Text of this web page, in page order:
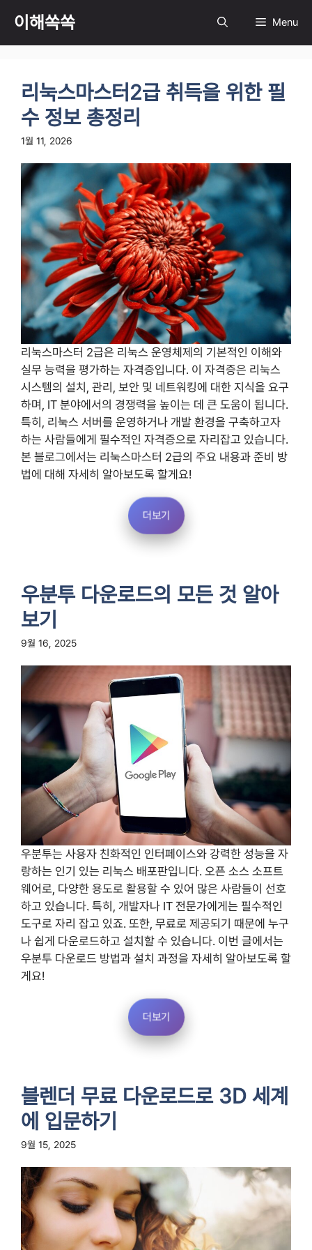
츠
이해쏙쏙 Menu
리눅스마스터2급 취득을 위한 필
수 정보 총정리
1월 11, 2026
리눅스마스터 2급은 리눅스 운영체제의 기본적인 이해와
실무 능력을 평가하는 자격증입니다. 이 자격증은 리눅스
시스템의 설치, 관리, 보안 및 네트워킹에 대한 지식을 요구
하며, IT 분야에서의 경쟁력을 높이는 데 큰 도움이 됩니다.
특히, 리눅스 서버를 운영하거나 개발 환경을 구축하고자
하는 사람들에게 필수적인 자격증으로 자리잡고 있습니다.
본 블로그에서는 리눅스마스터 2급의 주요 내용과 준비 방
법에 대해 자세히 알아보도록 할게요!
더보기
우분투 다운로드의 모든 것 알아
보기
9월 16, 2025
우분투는 사용자 친화적인 인터페이스와 강력한 성능을 자
랑하는 인기 있는 리눅스 배포판입니다. 오픈 소스 소프트
웨어로, 다양한 용도로 활용할 수 있어 많은 사람들이 선호
하고 있습니다. 특히, 개발자나 IT 전문가에게는 필수적인
도구로 자리 잡고 있죠. 또한, 무료로 제공되기 때문에 누구
나 쉽게 다운로드하고 설치할 수 있습니다. 이번 글에서는
우분투 다운로드 방법과 설치 과정을 자세히 알아보도록 할
게요!
더보기
블렌더 무료 다운로드로 3D 세계
에 입문하기
9월 15, 2025